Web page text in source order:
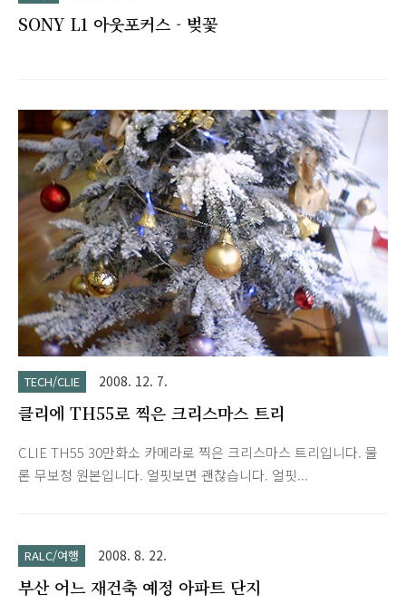
SONY L1 아웃포커스 - 벚꽃
TECH/CLIE 2008. 12. 7.
클리에 TH55로 찍은 크리스마스 트리
CLIE TH55 30만화소 카메라로 찍은 크리스마스 트리입니다. 물
론 무보정 원본입니다. 얼핏보면 괜찮습니다. 얼핏...
RALC/여행 2008. 8. 22.
부산 어느 재건축 예정 아파트 단지